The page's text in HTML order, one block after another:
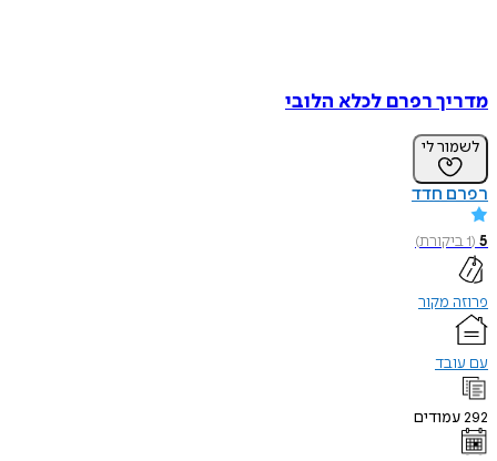
מדריך רפרם לכלא הלובי
לשמור לי
רפרם חדד
5
(
1ביקורת)
פרוזה מקור
עם עובד
292עמודים